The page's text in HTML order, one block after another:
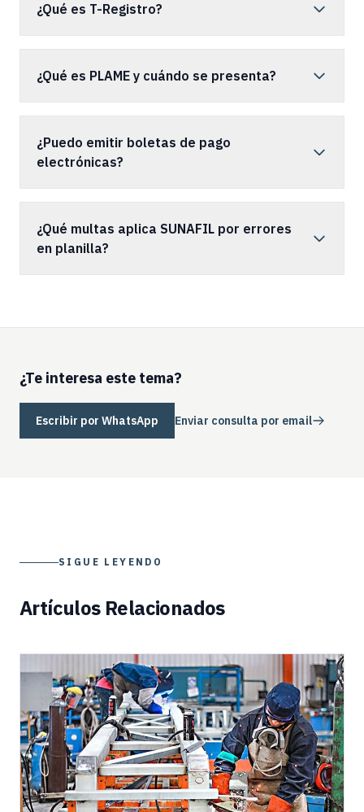
¿Qué es T-Registro?
¿Qué es PLAME y cuándo se presenta?
¿Puedo emitir boletas de pago
electrónicas?
¿Qué multas aplica SUNAFIL por errores
en planilla?
¿Te interesa este tema?
Escribir por WhatsApp Enviar consulta por email
SIGUE LEYENDO
Artículos Relacionados